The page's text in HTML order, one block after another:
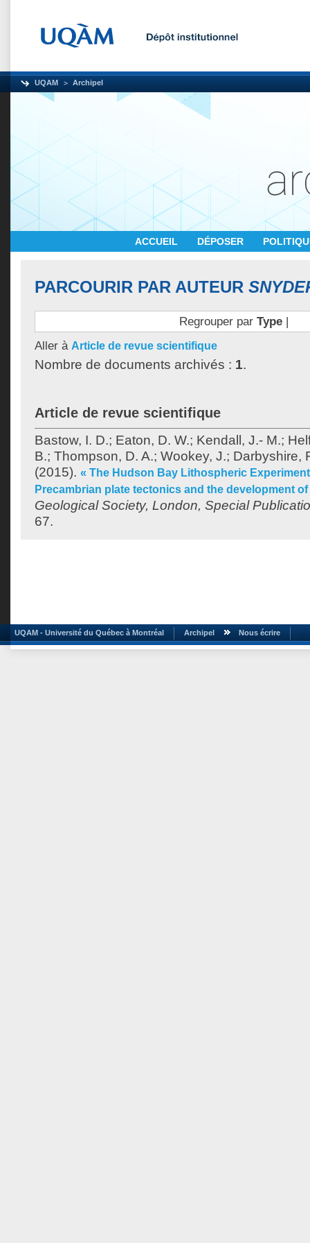
UQAM Archipel
ACCUEIL DÉPOSER
PARCOURIR PAR AUTEUR
Regrouper par Type|
Aller à Article de revue scientifique
Nombre de documents archivés : 1.
Article de revue scientifique
Bastow, I. D.; Eaton, D. W.; Kendall, J.- M.;
B.; Thompson, D. A.; Wookey, J.; Darbyshire,
(2015). « The Hudson Bay Lithospheric
Precambrian plate tectonics and the development
Geological Society, London, Special
67.
UQAM - Université du Québec à Montréal Archipel Nous écrire